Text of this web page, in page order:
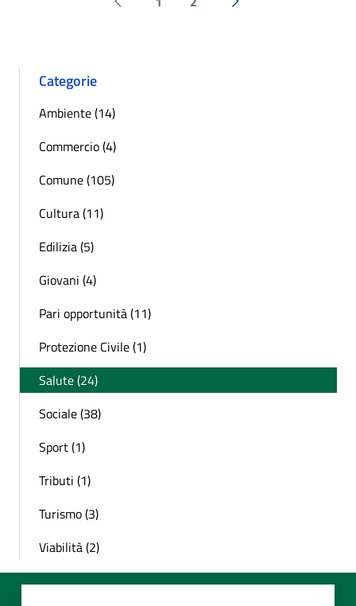
Pagina precedente Successiva »
Categorie
Ambiente (14)
Commercio (4)
Comune (105)
Cultura (11)
Edilizia (5)
Giovani (4)
Pari opportunità (11)
Protezione Civile (1)
Salute (24)
Sociale (38)
Sport (1)
Tributi (1)
Turismo (3)
Viabilità (2)